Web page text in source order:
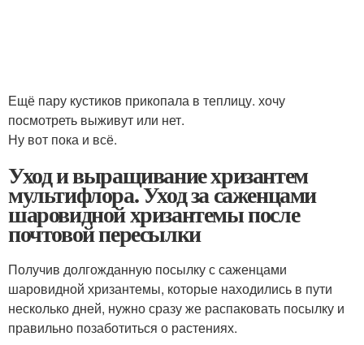
Ещё пару кустиков прикопала в теплицу. хочу
посмотреть выживут или нет.
Ну вот пока и всё.
Уход и выращивание хризантем
мультифлора. Уход за саженцами
шаровидной хризантемы после
почтовой пересылки
Получив долгожданную посылку с саженцами
шаровидной хризантемы, которые находились в пути
несколько дней, нужно сразу же распаковать посылку и
правильно позаботиться о растениях.